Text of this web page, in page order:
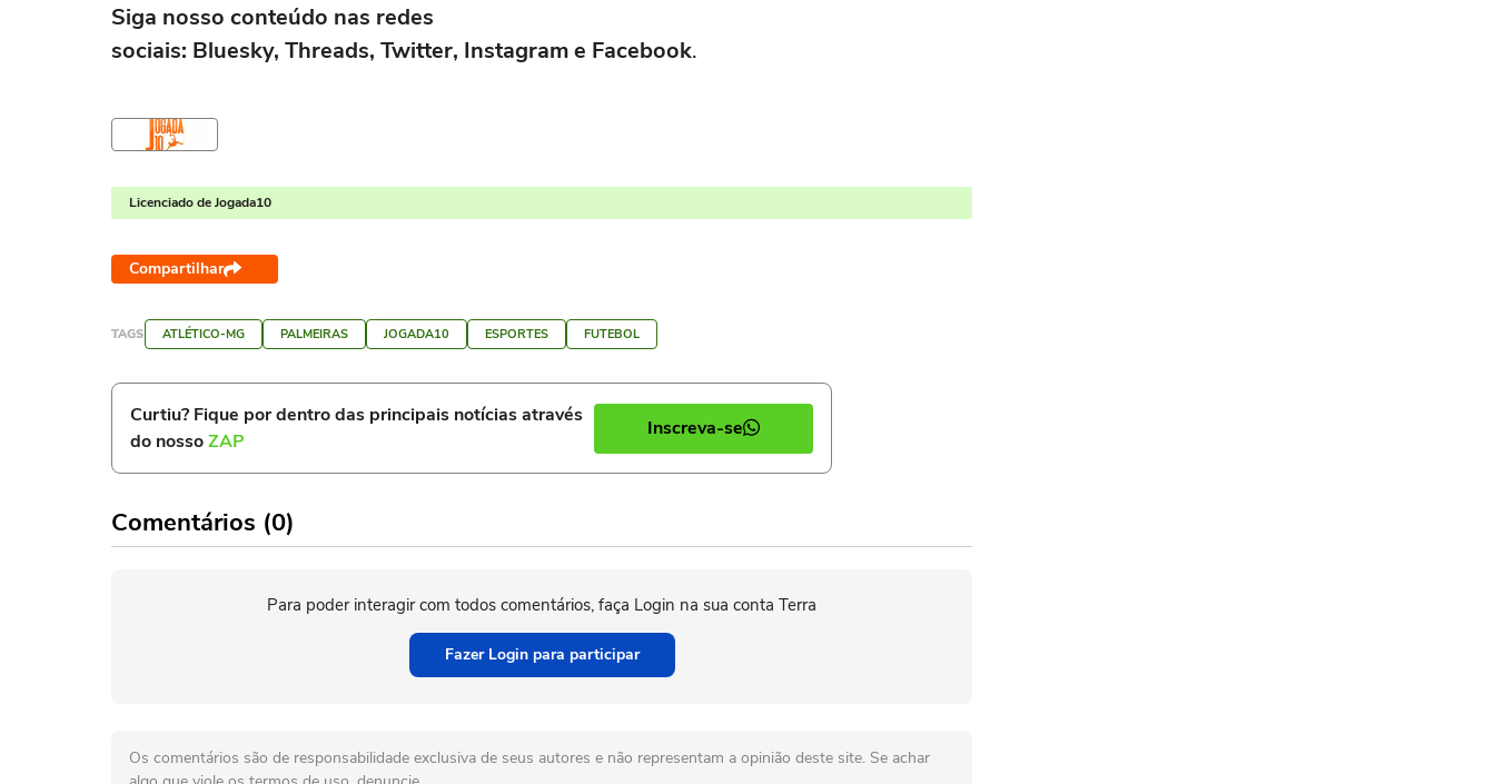
Siga nosso conteúdo nas redes
sociais: Bluesky, Threads, Twitter, Instagram e Facebook.
Licenciado de Jogada10
Compartilhar
TAGS ATLÉTICO-MG PALMEIRAS JOGADA10 ESPORTES FUTEBOL
Curtiu? Fique por dentro das principais notícias através
do nossoZAP
Inscreva-se
Comentários (0)
Para poder interagir com todos comentários, faça Login na sua conta Terra
Fazer Login para participar
Os comentários são de responsabilidade exclusiva de seus autores e não representam a opinião deste site. Se achar